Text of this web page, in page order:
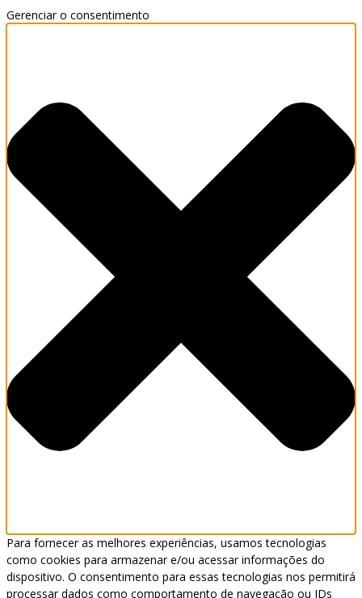
Gerenciar o consentimento
Para fornecer as melhores experiências, usamos tecnologias
como cookies para armazenar e/ou acessar informações do
dispositivo. O consentimento para essas tecnologias nos permitirá
processar dados como comportamento de navegação ou IDs